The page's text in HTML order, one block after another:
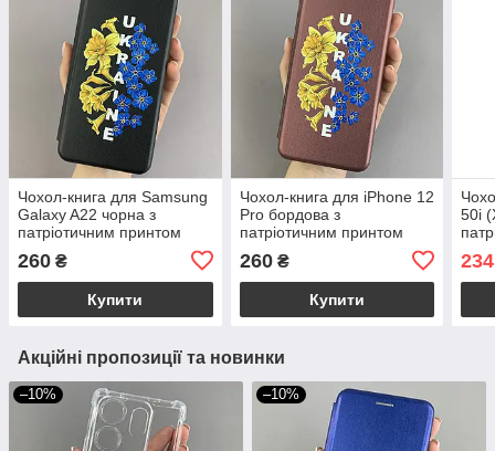
Чохол-книга для Samsung
Galaxy A22 чорна з
патріотичним принтом
Україна з синьо-жовтими
квітками q09p
260 ₴
Купити
Чохол-книга для iPhone 12
Pro бордова з
патріотичним принтом
Україна з синьо-жовтими
квітками q09p
260₴
Купити
50i
234
Акційні пропозиції та новинки
–10% –10%